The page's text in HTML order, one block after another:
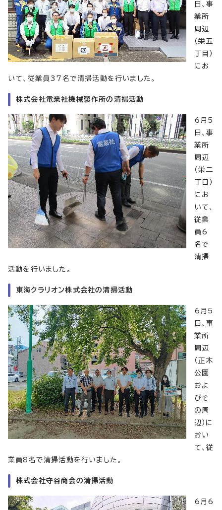
日、事
業所
周辺
（栄五
丁目）
にお
いて、従業員37名で清掃活動を行いました。
株式会社電業社機械製作所の清掃活動
6月5
日、事
業所
周辺
（栄二
丁目）
にお
いて、
従業
員6
名で
清掃
活動を行いました。
東海クラリオン株式会社の清掃活動
6月5
日、事
業所
周辺
（正木
公園
およ
びそ
の周
辺）に
おい
て、従
業員8名で清掃活動を行いました。
株式会社守谷商会の清掃活動
6月6